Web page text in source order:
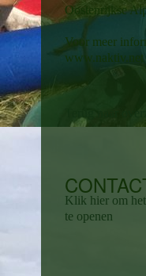
Oostenrijkse
Voor meer
www.naktiv.net
Terug naar
Klik hier om
te openen